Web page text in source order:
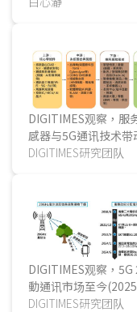
DIGITIMES观察，服
感器与5G通讯技术
缺口的趋势下，服务
DIGITIMES研究团队
DIGITIMES观察，
動通讯市场至今
植第四家电信营运商
DIGITIMES研究团队